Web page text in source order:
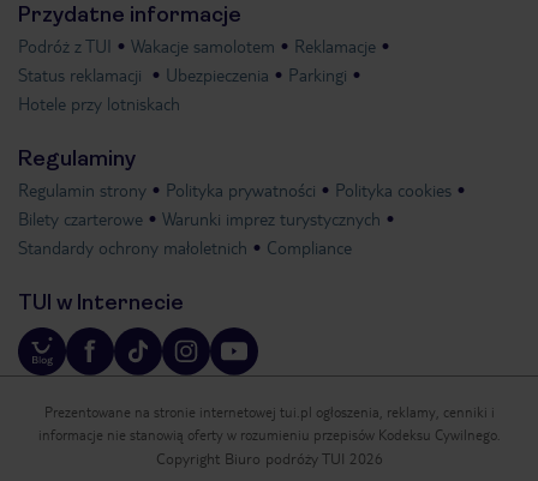
Przydatne informacje
Podróż z TUI Wakacje samolotem
Reklamacje
Status reklamacji
Ubezpieczenia
Parkingi
Hotele przy lotniskach
Regulaminy
Regulamin strony Polityka prywatności
Polityka cookies
Bilety czarterowe
Warunki imprez turystycznych
Standardy ochrony małoletnich
Compliance
TUI w Internecie
Prezentowane na stronie internetowej tui.pl ogłoszenia, reklamy, cenniki i
informacje nie stanowią oferty w rozumieniu przepisów Kodeksu Cywilnego.
Copyright Biuro podróży TUI 2026